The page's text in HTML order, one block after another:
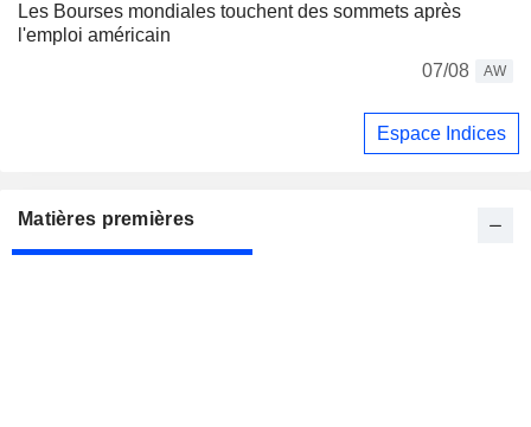
Les Bourses mondiales touchent des sommets après
l'emploi américain
07/08
AW
Espace Indices
Matières premières